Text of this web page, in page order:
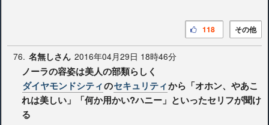
その他
118
76. 名無しさん 2016年04月29日 18時46分
ノーラの容姿は美人の部類らしく
ダイヤモンドシティのセキュリティから「オホン、やあこ
れは美しい」「何か用かい?ハニー」といったセリフが聞け
る